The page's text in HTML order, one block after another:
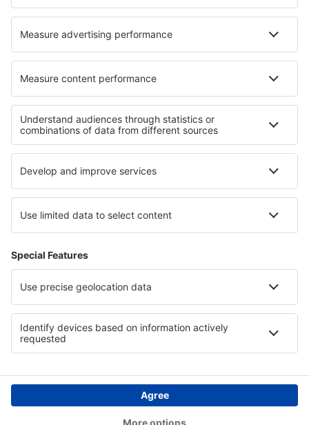
Eurowings
easyJet
eSky
Felhasználási feltételek
Foglalásaim
Adatvédelmi Irányelvek
Segítség és kapcsolat
Országok
Nemzetközi weboldalak
eSky.eu eSky.com eDestinos.com